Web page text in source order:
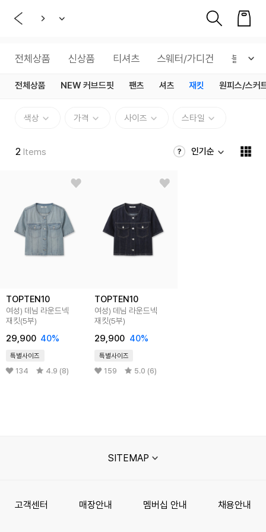
전체상품 신상품 티셔츠 스웨터/가디건 블라우
전체상품 NEW 커브드핏 팬츠 셔츠 재킷 원피스/스커
색상 가격 사이즈 스타일
2 Items 인기순
TOPTEN10
여성) 데님 라운드넥
재킷(5부)
29,900 40%
특별사이즈
134 4.9 (8)
TOPTEN10
여성) 데님 라운드넥
재킷(5부)
29,900 40%
특별사이즈
159 5.0 (6)
SITEMAP
고객센터 매장안내 멤버십 안내 채용안내